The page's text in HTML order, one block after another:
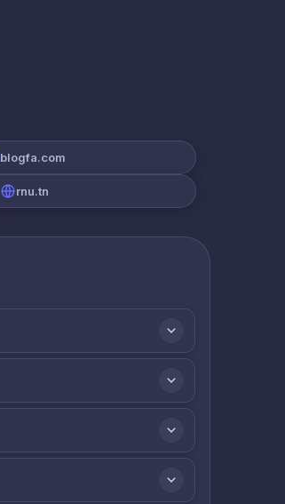
blogfa.com
rnu.tn